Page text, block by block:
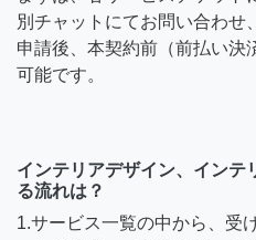
別チャットにてお問い合わ
申請後、本契約前（前払い決
可能です。
インテリアデザイン、インテ
る流れは？
1.サービス一覧の中から、受